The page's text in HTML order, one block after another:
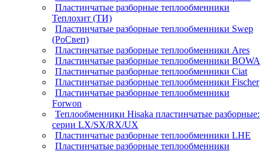
Пластинчатые разборные теплообменники
Теплохит (ТИ)
Пластинчатые разборные теплообменники Swep
(РоСвеп)
Пластинчатые разборные теплообменники Ares
Пластинчатые разборные теплообменники BOWA
Пластинчатые разборные теплообменники Ciat
Пластинчатые разборные теплообменники Fischer
Пластинчатые разборные теплообменники
Forwon
Теплообменники Hisaka пластинчатые разборные:
серии LX/SX/RX/UX
Пластинчатые разборные теплообменники LHE
Пластинчатые разборные теплообменники